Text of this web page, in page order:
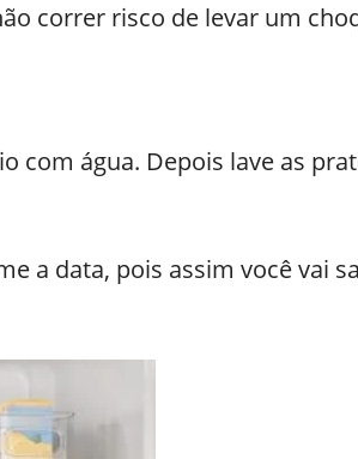
correr risco de levar um
com água. Depois lave as
a data, pois assim você vai